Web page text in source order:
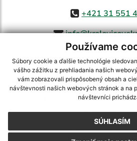
Používame
Súbory cookie a ďalšie technológie
vášho zážitku z prehliadania našich
vám zobrazovali prispôsobený obsah a
návštevnosti našich webových stránok a na
návštevníci
SÚHLASÍM
+421 31 551
využite možnosť získavania aktuálnych
CMS systém (redakčný) systém ECHELON
webex.digital, s.r.o.,
Posledná aktualizácia: